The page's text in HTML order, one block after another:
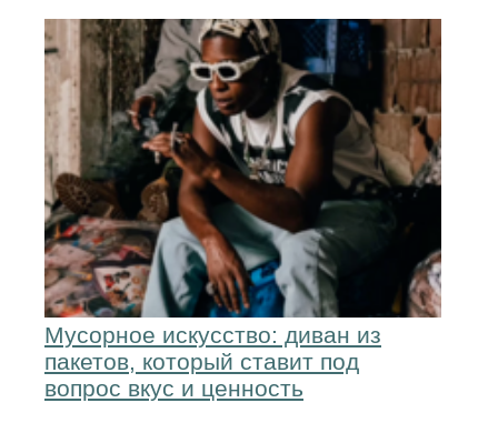
Мусорное искусство: диван из
пакетов, который ставит под
вопрос вкус и ценность